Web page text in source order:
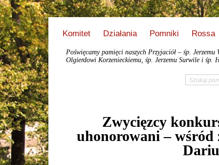
Komitet Działania Pomniki Rossa
Poświęcamy pamięci naszych Przyjaciół – śp.
Olgierdowi Korzenieckiemu, śp. Jerzemu Surwile i śp.
Zwycięzcy
uhonorowani – wśród